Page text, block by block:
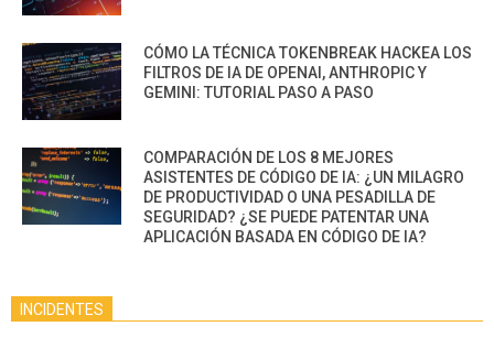
CÓMO LA TÉCNICA TOKENBREAK HACKEA LOS
FILTROS DE IA DE OPENAI, ANTHROPIC Y
GEMINI: TUTORIAL PASO A PASO
COMPARACIÓN DE LOS 8 MEJORES
ASISTENTES DE CÓDIGO DE IA: ¿UN MILAGRO
DE PRODUCTIVIDAD O UNA PESADILLA DE
SEGURIDAD? ¿SE PUEDE PATENTAR UNA
APLICACIÓN BASADA EN CÓDIGO DE IA?
INCIDENTES